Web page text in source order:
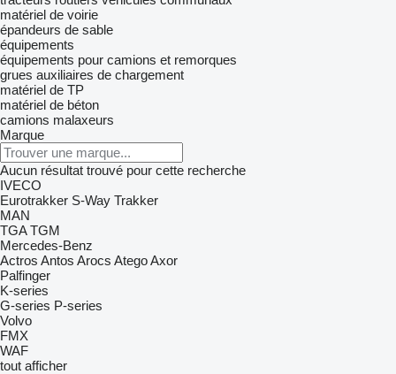
matériel de voirie
épandeurs de sable
équipements
équipements pour camions et remorques
grues auxiliaires de chargement
matériel de TP
matériel de béton
camions malaxeurs
Marque
Aucun résultat trouvé pour cette recherche
IVECO
Eurotrakker S-Way Trakker
MAN
TGA TGM
Mercedes-Benz
Actros Antos Arocs AtegoAxor
Palfinger
K-series
G-series P-series
Volvo
FMX
WAF
tout afficher